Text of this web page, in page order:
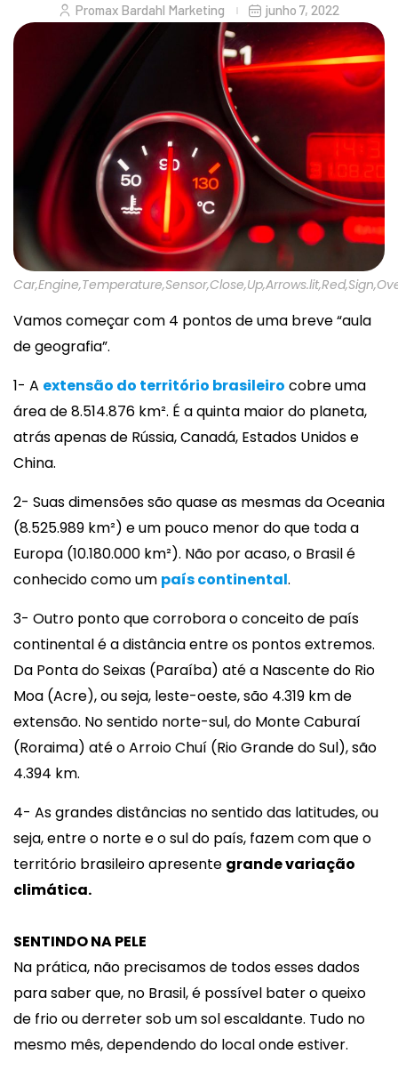
Promax Bardahl Marketing junho 7, 2022
Vamos começar com 4 pontos de uma breve “aula
de geografia”.
1- A extensão do território brasileiro cobre uma
área de 8.514.876 km². É a quinta maior do planeta,
atrás apenas de Rússia, Canadá, Estados Unidos e
China.
2- Suas dimensões são quase as mesmas da Oceania
(8.525.989 km²) e um pouco menor do que toda a
Europa (10.180.000 km²). Não por acaso, o Brasil é
conhecido como um país continental.
3- Outro ponto que corrobora o conceito de país
continental é a distância entre os pontos extremos.
Da Ponta do Seixas (Paraíba) até a Nascente do Rio
Moa (Acre), ou seja, leste-oeste, são 4.319 km de
extensão. No sentido norte-sul, do Monte Caburaí
(Roraima) até o Arroio Chuí (Rio Grande do Sul), são
4.394 km.
4- As grandes distâncias no sentido das latitudes, ou
seja, entre o norte e o sul do país, fazem com que o
território brasileiro apresente grande variação
climática.
SENTINDO NA PELE
Na prática, não precisamos de todos esses dados
para saber que, no Brasil, é possível bater o queixo
de frio ou derreter sob um sol escaldante. Tudo no
mesmo mês, dependendo do local onde estiver.